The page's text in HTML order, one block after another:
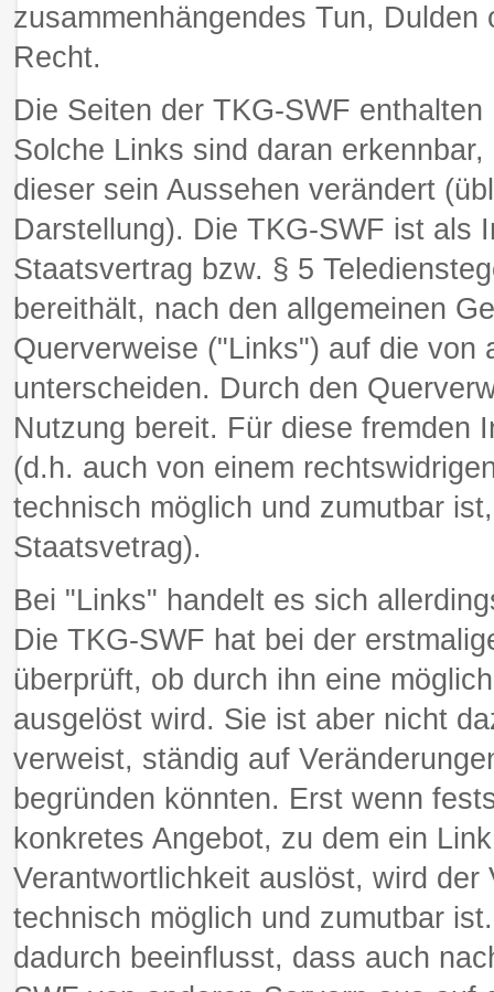
zusammenhängendes Tun,
Recht.
Die Seiten der TKG-SWF
Solche Links sind daran
dieser sein Aussehen verändert
Darstellung). Die TKG-SWF ist als
Staatsvertrag bzw. § 5
bereithält, nach den allgemeinen
Querverweise ("Links") auf die von
unterscheiden. Durch den
Nutzung bereit. Für diese fremden
(d.h. auch von einem
technisch möglich und zumutbar
Staatsvetrag).
Bei "Links" handelt es sich
Die TKG-SWF hat bei der
überprüft, ob durch ihn eine
ausgelöst wird. Sie ist aber nicht
verweist, ständig auf
begründen könnten. Erst wenn
konkretes Angebot, zu dem ein
Verantwortlichkeit auslöst, wird
technisch möglich und zumutbar
dadurch beeinflusst, dass auch